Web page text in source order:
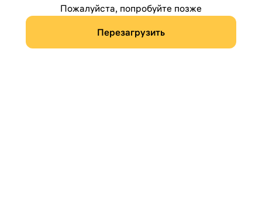
Пожалуйста, попробуйте позже
Перезагрузить